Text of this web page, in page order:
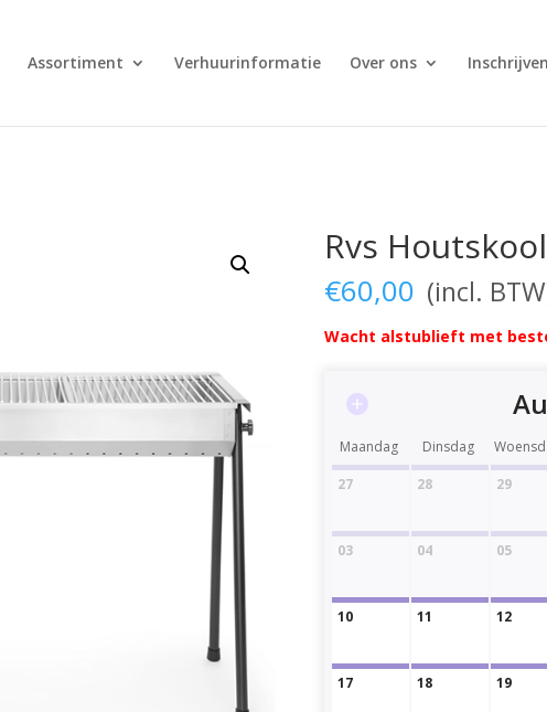
Assortiment Verhuurinformatie Over ons
Rvs
€60,00
Wacht alstublieft met
Maandag Dinsdag
27
28 29
03 04 05
10 11 12
17 18 19